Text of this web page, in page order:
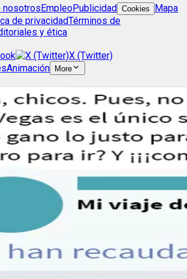
nosotrosEmpleoPublicidad Cookies
Mapa
de privacidadTérminos de
y ética
X (Twitter)
Animación More